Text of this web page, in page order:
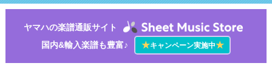
ヤマハの楽譜通販サイト
国内&輸入楽譜も豊富♪
★キャンペーン実施中★